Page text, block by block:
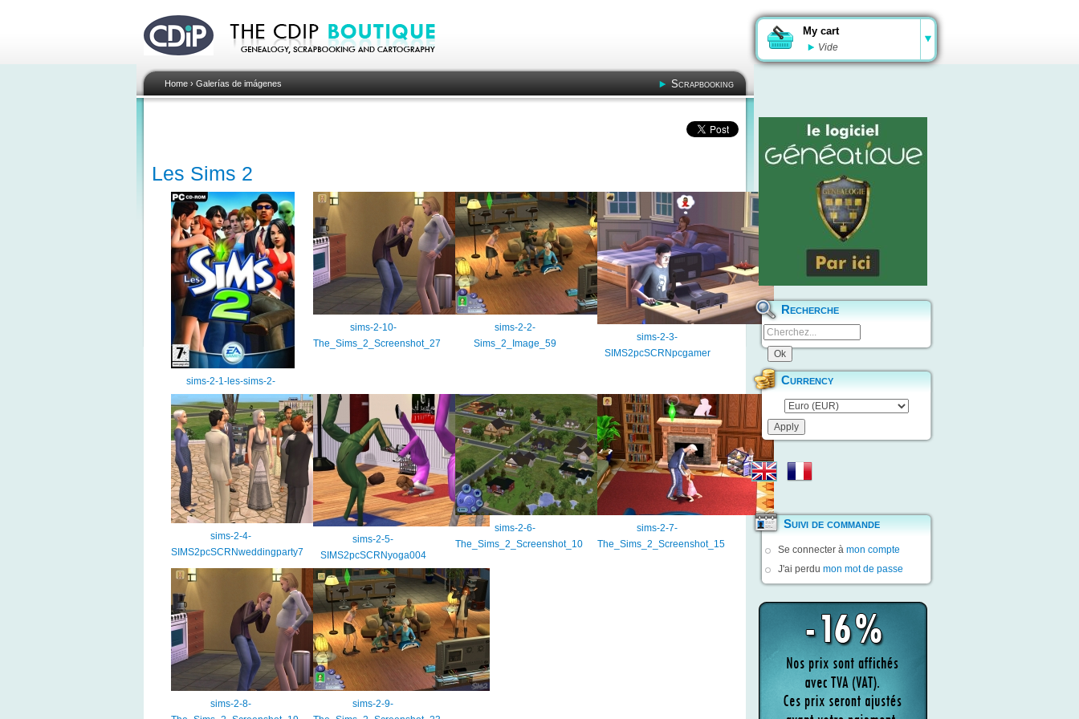
My cart
Vide
Home› Galerías de imágenes Scrapbooking
Les Sims 2
sims-2-1-les-sims-2-
sims-2-10-
The_Sims_2_Screenshot_27
sims-2-2-
Sims_2_Image_59
sims-2-3-
SIMS2pcSCRNpcgamer
sims-2-4-
SIMS2pcSCRNweddingparty7
sims-2-5-
SIMS2pcSCRNyoga004
sims-2-6-
The_Sims_2_Screenshot_10
sims-2-7-
The_Sims_2_Screenshot_15
sims-2-8-
sims-2-9-
Recherche
Currency
Suivi de commande
Se connecter à mon compte
J'ai perdu mon mot de passe